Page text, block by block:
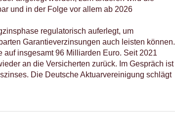
und in der Folge vor allem ab 2026
regulatorisch auferlegt, um
Garantieverzinsungen auch leisten können.
insgesamt 96 Milliarden Euro. Seit 2021
an die Versicherten zurück. Im Gespräch ist
Die Deutsche Aktuarvereinigung schlägt